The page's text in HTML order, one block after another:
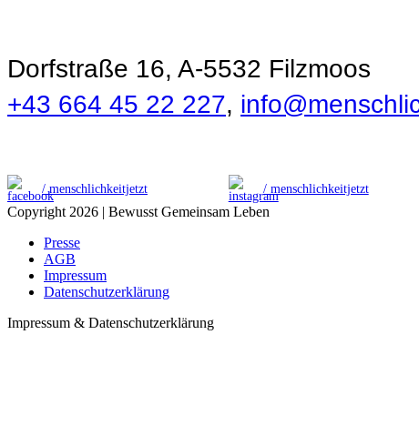
Dorfstraße 16, A-5532 Filzmoos
+43 664 45 22 227,
/ menschlichkeitjetzt / menschlichkeitjetzt
Copyright 2026 | Bewusst Gemeinsam Leben
Presse
AGB
Impressum
Datenschutzerklärung
Impressum & Datenschutzerklärung